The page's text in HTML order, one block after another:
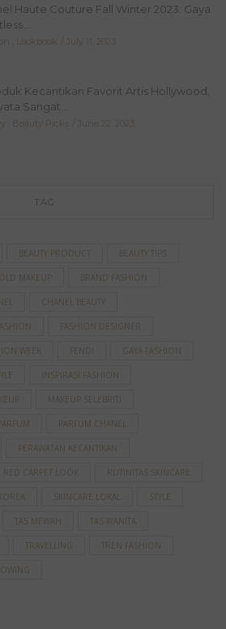
Haute Couture Fall Winter 2023: Gaya
Lookbook July 11, 2023
Kecantikan Favorit Artis Hollywood,
Sangat...
Beauty Picks June 22, 2023
TAG
BEAUTY PRODUCT BEAUTY TIPS
MAKEUP BRAND FASHION
CHANEL BEAUTY
FASHION DESIGNER
WEEK FENDI GAYA FASHION
INSPIRASI FASHION
MAKEUP SELEBRITI
PARFUM CHANEL
PERAWATAN KECANTIKAN
RED CARPET LOOK RUTINITAS SKINCARE
SKINCARE LOKAL STYLE
TAS MEWAH TAS WANITA
TRAVELLING TREN FASHION